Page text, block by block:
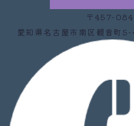
〒457-
愛知県名古屋市南区観音町